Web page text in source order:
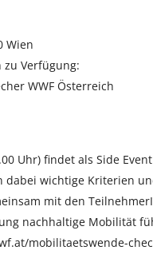
Wien
Verfügung:
WWF Österreich
Uhr) findet als Side
dabei wichtige Kriterien
mit den
nachhaltige Mobilität
mobilitaetswende-